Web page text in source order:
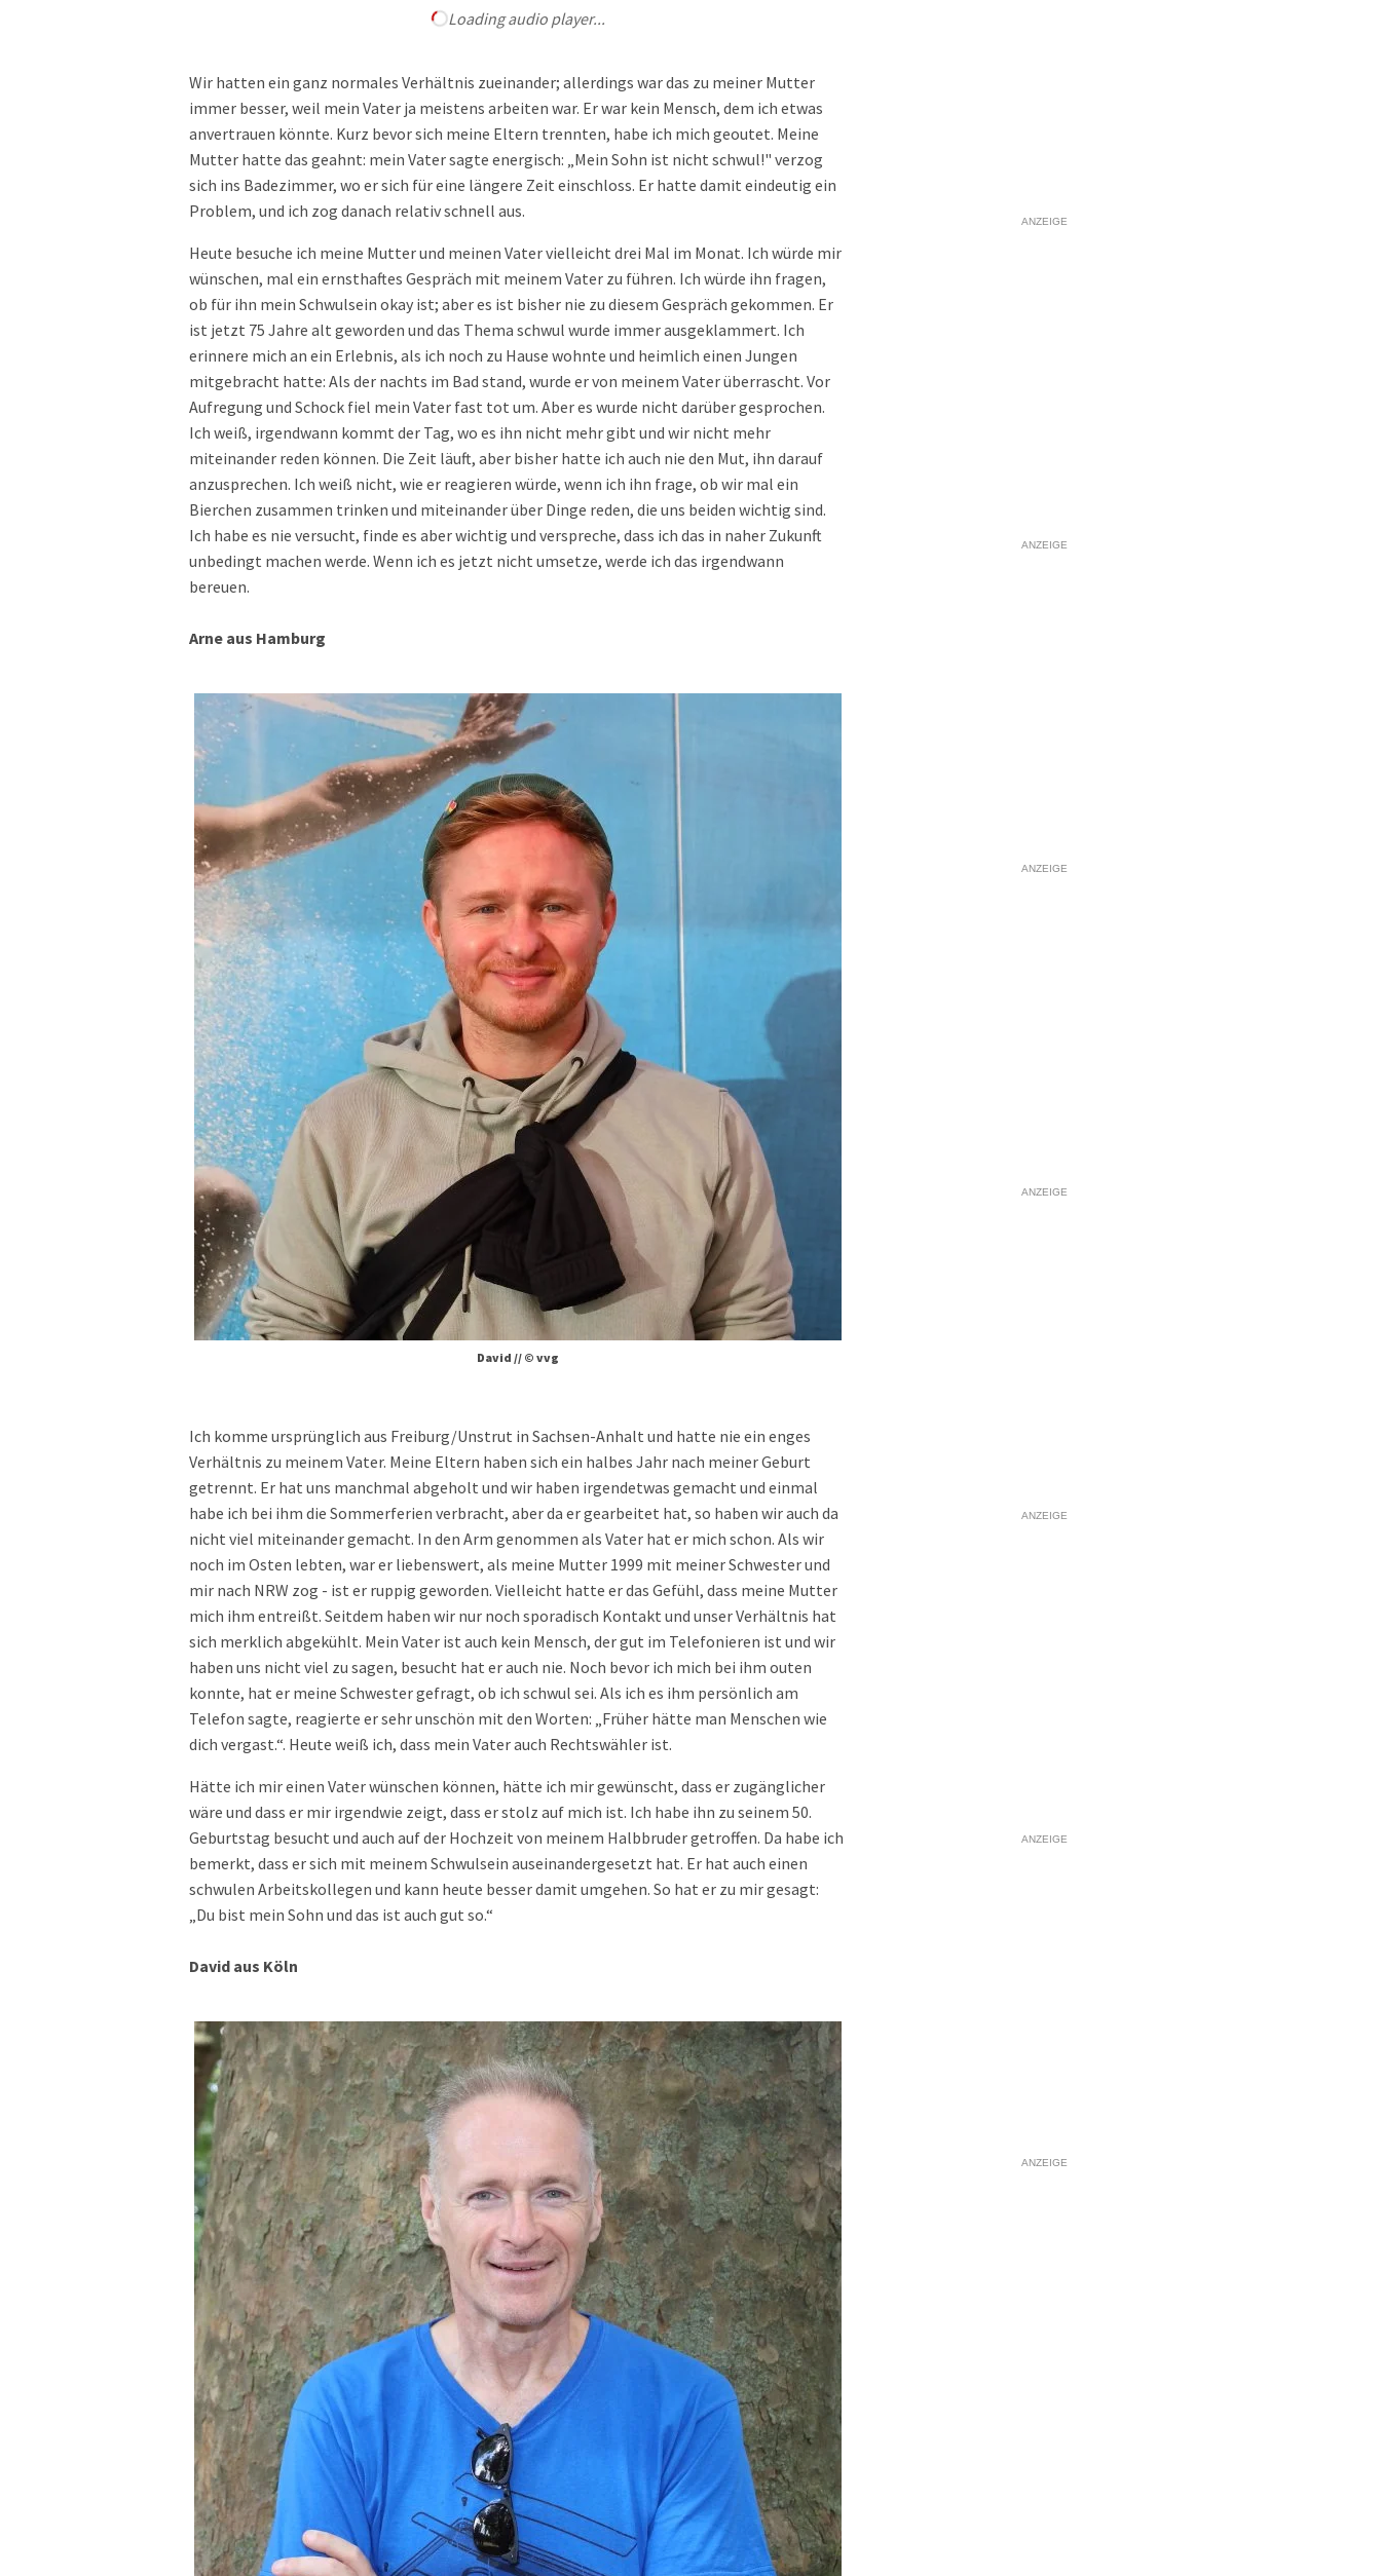
Loading audio player...
Wir hatten ein ganz normales Verhältnis zueinander; allerdings war das zu meiner Mutter
immer besser, weil mein Vater ja meistens arbeiten war. Er war kein Mensch, dem ich etwas
anvertrauen könnte. Kurz bevor sich meine Eltern trennten, habe ich mich geoutet. Meine
Mutter hatte das geahnt: mein Vater sagte energisch: „Mein Sohn ist nicht schwul!" verzog
sich ins Badezimmer, wo er sich für eine längere Zeit einschloss. Er hatte damit eindeutig ein
Problem, und ich zog danach relativ schnell aus.
Heute besuche ich meine Mutter und meinen Vater vielleicht drei Mal im Monat. Ich würde mir
wünschen, mal ein ernsthaftes Gespräch mit meinem Vater zu führen. Ich würde ihn fragen,
ob für ihn mein Schwulsein okay ist; aber es ist bisher nie zu diesem Gespräch gekommen. Er
ist jetzt 75 Jahre alt geworden und das Thema schwul wurde immer ausgeklammert. Ich
erinnere mich an ein Erlebnis, als ich noch zu Hause wohnte und heimlich einen Jungen
mitgebracht hatte: Als der nachts im Bad stand, wurde er von meinem Vater überrascht. Vor
Aufregung und Schock fiel mein Vater fast tot um. Aber es wurde nicht darüber gesprochen.
Ich weiß, irgendwann kommt der Tag, wo es ihn nicht mehr gibt und wir nicht mehr
miteinander reden können. Die Zeit läuft, aber bisher hatte ich auch nie den Mut, ihn darauf
anzusprechen. Ich weiß nicht, wie er reagieren würde, wenn ich ihn frage, ob wir mal ein
Bierchen zusammen trinken und miteinander über Dinge reden, die uns beiden wichtig sind.
Ich habe es nie versucht, finde es aber wichtig und verspreche, dass ich das in naher Zukunft
unbedingt machen werde. Wenn ich es jetzt nicht umsetze, werde ich das irgendwann
bereuen.
Arne aus Hamburg
David // © vvg
Ich komme ursprünglich aus Freiburg/Unstrut in Sachsen-Anhalt und hatte nie ein enges
Verhältnis zu meinem Vater. Meine Eltern haben sich ein halbes Jahr nach meiner Geburt
getrennt. Er hat uns manchmal abgeholt und wir haben irgendetwas gemacht und einmal
habe ich bei ihm die Sommerferien verbracht, aber da er gearbeitet hat, so haben wir auch da
nicht viel miteinander gemacht. In den Arm genommen als Vater hat er mich schon. Als wir
noch im Osten lebten, war er liebenswert, als meine Mutter 1999 mit meiner Schwester und
mir nach NRW zog - ist er ruppig geworden. Vielleicht hatte er das Gefühl, dass meine Mutter
mich ihm entreißt. Seitdem haben wir nur noch sporadisch Kontakt und unser Verhältnis hat
sich merklich abgekühlt. Mein Vater ist auch kein Mensch, der gut im Telefonieren ist und wir
haben uns nicht viel zu sagen, besucht hat er auch nie. Noch bevor ich mich bei ihm outen
konnte, hat er meine Schwester gefragt, ob ich schwul sei. Als ich es ihm persönlich am
Telefon sagte, reagierte er sehr unschön mit den Worten: „Früher hätte man Menschen wie
dich vergast.“. Heute weiß ich, dass mein Vater auch Rechtswähler ist.
Hätte ich mir einen Vater wünschen können, hätte ich mir gewünscht, dass er zugänglicher
wäre und dass er mir irgendwie zeigt, dass er stolz auf mich ist. Ich habe ihn zu seinem 50.
Geburtstag besucht und auch auf der Hochzeit von meinem Halbbruder getroffen. Da habe ich
bemerkt, dass er sich mit meinem Schwulsein auseinandergesetzt hat. Er hat auch einen
schwulen Arbeitskollegen und kann heute besser damit umgehen. So hat er zu mir gesagt:
„Du bist mein Sohn und das ist auch gut so.“
David aus Köln
ANZEIGE
ANZEIGE
ANZEIGE
ANZEIGE
ANZEIGE
ANZEIGE
ANZEIGE